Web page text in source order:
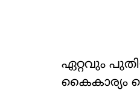
ഏറ്റവും
കൈകാര്യം